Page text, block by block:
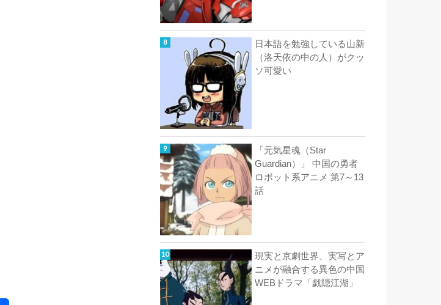
日本語を勉強している山新
（洛天依の中の人）がクッ
ソ可愛い
「元気星魂（Star
Guardian）」 中国の勇者
ロボット系アニメ 第7～13
話
現実と京劇世界、実写とア
ニメが融合する異色の中国
WEBドラマ「戯隠江湖」